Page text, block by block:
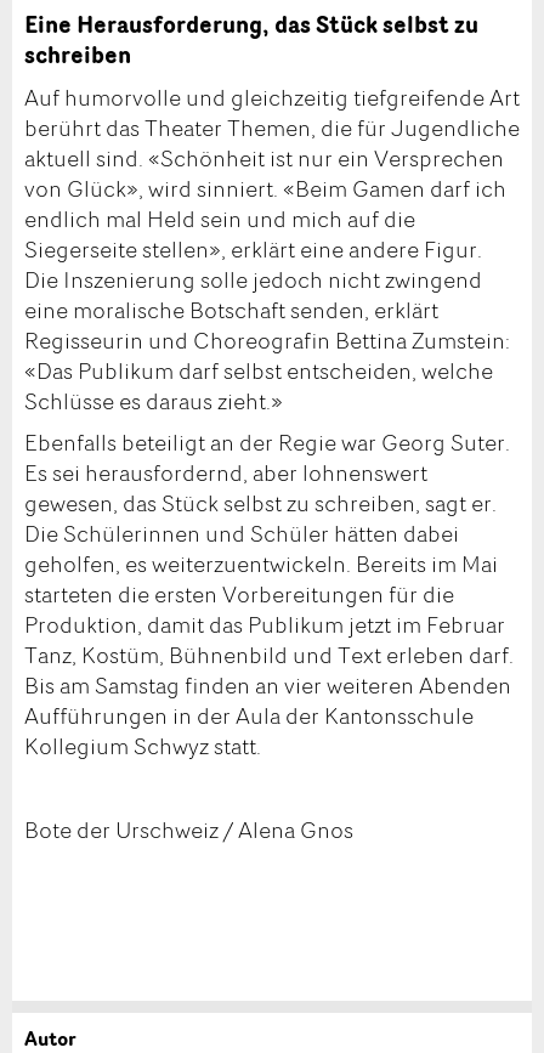
Eine Herausforderung, das Stück selbst zu
schreiben
Auf humorvolle und gleichzeitig tiefgreifende Art
berührt das Theater Themen, die für Jugendliche
aktuell sind. «Schönheit ist nur ein Versprechen
von Glück», wird sinniert. «Beim Gamen darf ich
endlich mal Held sein und mich auf die
Siegerseite stellen», erklärt eine andere Figur.
Die Inszenierung solle jedoch nicht zwingend
eine moralische Botschaft senden, erklärt
Regisseurin und Choreografin Bettina Zumstein:
«Das Publikum darf selbst entscheiden, welche
Schlüsse es daraus zieht.»
Ebenfalls beteiligt an der Regie war Georg Suter.
Es sei herausfordernd, aber lohnenswert
gewesen, das Stück selbst zu schreiben, sagt er.
Die Schülerinnen und Schüler hätten dabei
geholfen, es weiterzuentwickeln. Bereits im Mai
starteten die ersten Vorbereitungen für die
Produktion, damit das Publikum jetzt im Februar
Tanz, Kostüm, Bühnenbild und Text erleben darf.
Bis am Samstag finden an vier weiteren Abenden
Aufführungen in der Aula der Kantonsschule
Kollegium Schwyz statt.
Bote der Urschweiz / Alena Gnos
Autor